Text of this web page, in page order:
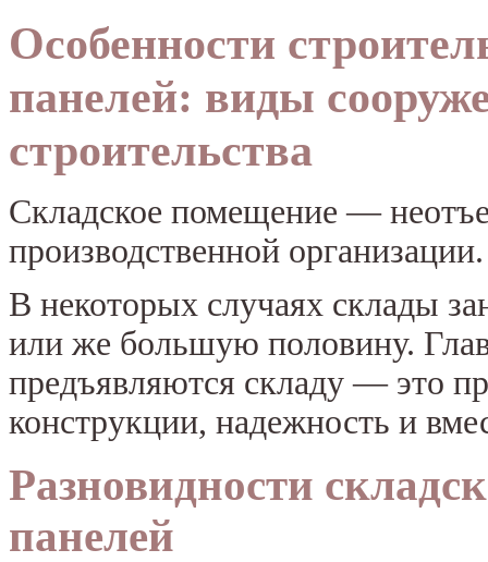
Особенности
панелей: виды
строительства
Складское помещение —
производственной организации.
В некоторых случаях склады
или же большую половину.
предъявляются складу — это
конструкции, надежность и
Разновидности
панелей